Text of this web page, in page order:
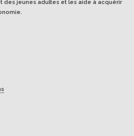
des jeunes adultes et les aide à acquérir